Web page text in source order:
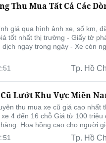
Thu Mua Tất Cả Các
giá qua hình ảnh xe, số km,
tốt nhất thị trường - Giấy tờ
ngay trong ngày - Xe còn
Tp. Hồ
Cũ Lướt Khu Vực Miền
thu mua xe cũ giá cao nhất
4 đến 16 chỗ Giá từ 100 triệu
Hoa hồng cao cho người
Tp. Hồ